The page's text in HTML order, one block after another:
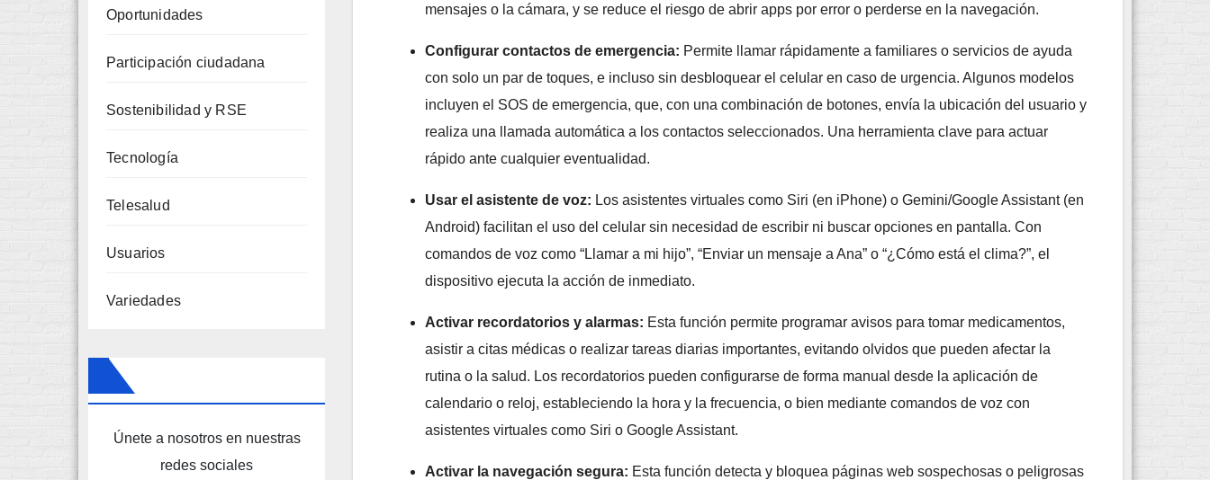
Oportunidades
Participación ciudadana
Sostenibilidad y RSE
Tecnología
Telesalud
Usuarios
Variedades
Únete a nosotros en nuestras
redes sociales
mensajes o la cámara, y se reduce el riesgo de abrir apps por error o perderse en la navegación.
Configurar contactos de emergencia: Permite llamar rápidamente a familiares o servicios de ayuda
con solo un par de toques, e incluso sin desbloquear el celular en caso de urgencia. Algunos modelos
incluyen el SOS de emergencia, que, con una combinación de botones, envía la ubicación del usuario y
realiza una llamada automática a los contactos seleccionados. Una herramienta clave para actuar
rápido ante cualquier eventualidad.
Usar el asistente de voz: Los asistentes virtuales como Siri (en iPhone) o Gemini/Google Assistant (en
Android) facilitan el uso del celular sin necesidad de escribir ni buscar opciones en pantalla. Con
comandos de voz como “Llamar a mi hijo”, “Enviar un mensaje a Ana” o “¿Cómo está el clima?”, el
dispositivo ejecuta la acción de inmediato.
Activar recordatorios y alarmas: Esta función permite programar avisos para tomar medicamentos,
asistir a citas médicas o realizar tareas diarias importantes, evitando olvidos que pueden afectar la
rutina o la salud. Los recordatorios pueden configurarse de forma manual desde la aplicación de
calendario o reloj, estableciendo la hora y la frecuencia, o bien mediante comandos de voz con
asistentes virtuales como Siri o Google Assistant.
Activar la navegación segura: Esta función detecta y bloquea páginas web sospechosas o peligrosas